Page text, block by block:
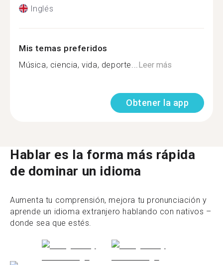
Inglés
Mis temas preferidos
Música, ciencia, vida, deporte... Leer más
Obtener la app
Hablar es la forma más rápida
de dominar un idioma
Aumenta tu comprensión, mejora tu pronunciación y
aprende un idioma extranjero hablando con nativos –
donde sea que estés.